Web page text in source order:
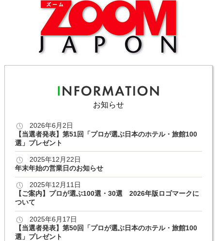
お知らせ
2026年6月2日
【当選者発表】第51回「プロが選ぶ日本のホテル・旅館100
選」プレゼント
2025年12月22日
年末年始の営業日のお知らせ
2025年12月11日
【ご案内】プロが選ぶ100選・30選 2026年版ロゴマークに
ついて
2025年6月17日
【当選者発表】第50回「プロが選ぶ日本のホテル・旅館100
選」プレゼント